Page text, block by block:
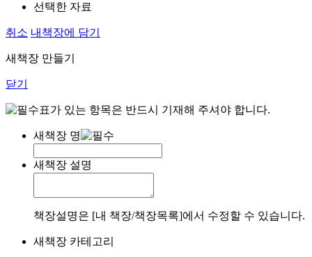
선택한 자료
취소 내책장에 담기
새책장 만들기
닫기
표가 있는 항목은 반드시 기재해 주셔야 합니다.
새책장 명
새책장 설명
책장설명은 [내 책장/책장목록]에서 수정할 수 있습니다.
새책장 카테고리